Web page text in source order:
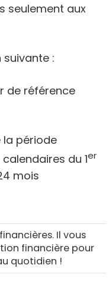
seulement aux
:
de référence
la période
du 1er
mois
Il vous
financière pour
quotidien !